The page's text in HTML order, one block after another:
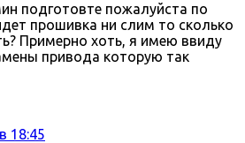
подготовте пожалуйста по
прошивка ни слим то сколько
Примерно хоть, я имею ввиду
привода которую так
18:45